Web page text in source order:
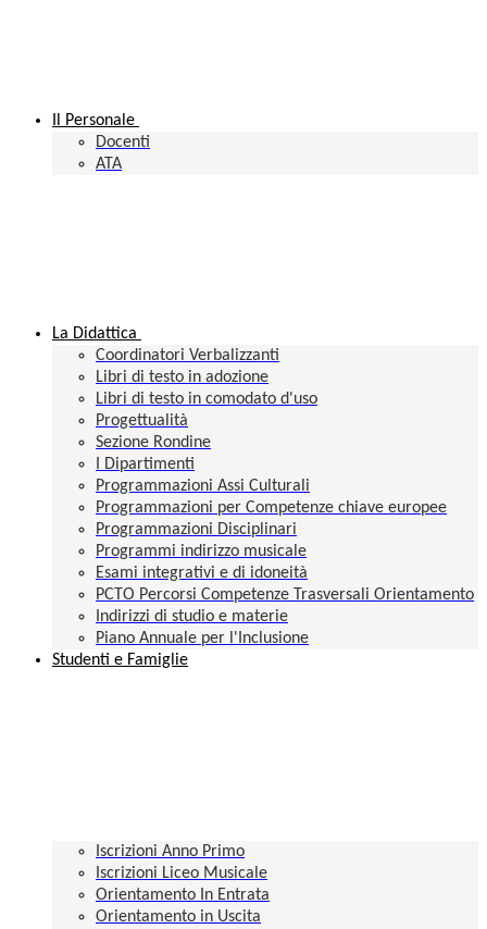
Il Personale
Docenti
ATA
La Didattica
Coordinatori Verbalizzanti
Libri di testo in adozione
Libri di testo in comodato d'uso
Progettualità
Sezione Rondine
I Dipartimenti
Programmazioni Assi Culturali
Programmazioni per Competenze chiave europee
Programmazioni Disciplinari
Programmi indirizzo musicale
Esami integrativi e di idoneità
PCTO Percorsi Competenze Trasversali Orientamento
Indirizzi di studio e materie
Piano Annuale per l'Inclusione
Studenti e Famiglie
Iscrizioni Anno Primo
Iscrizioni Liceo Musicale
Orientamento In Entrata
Orientamento in Uscita